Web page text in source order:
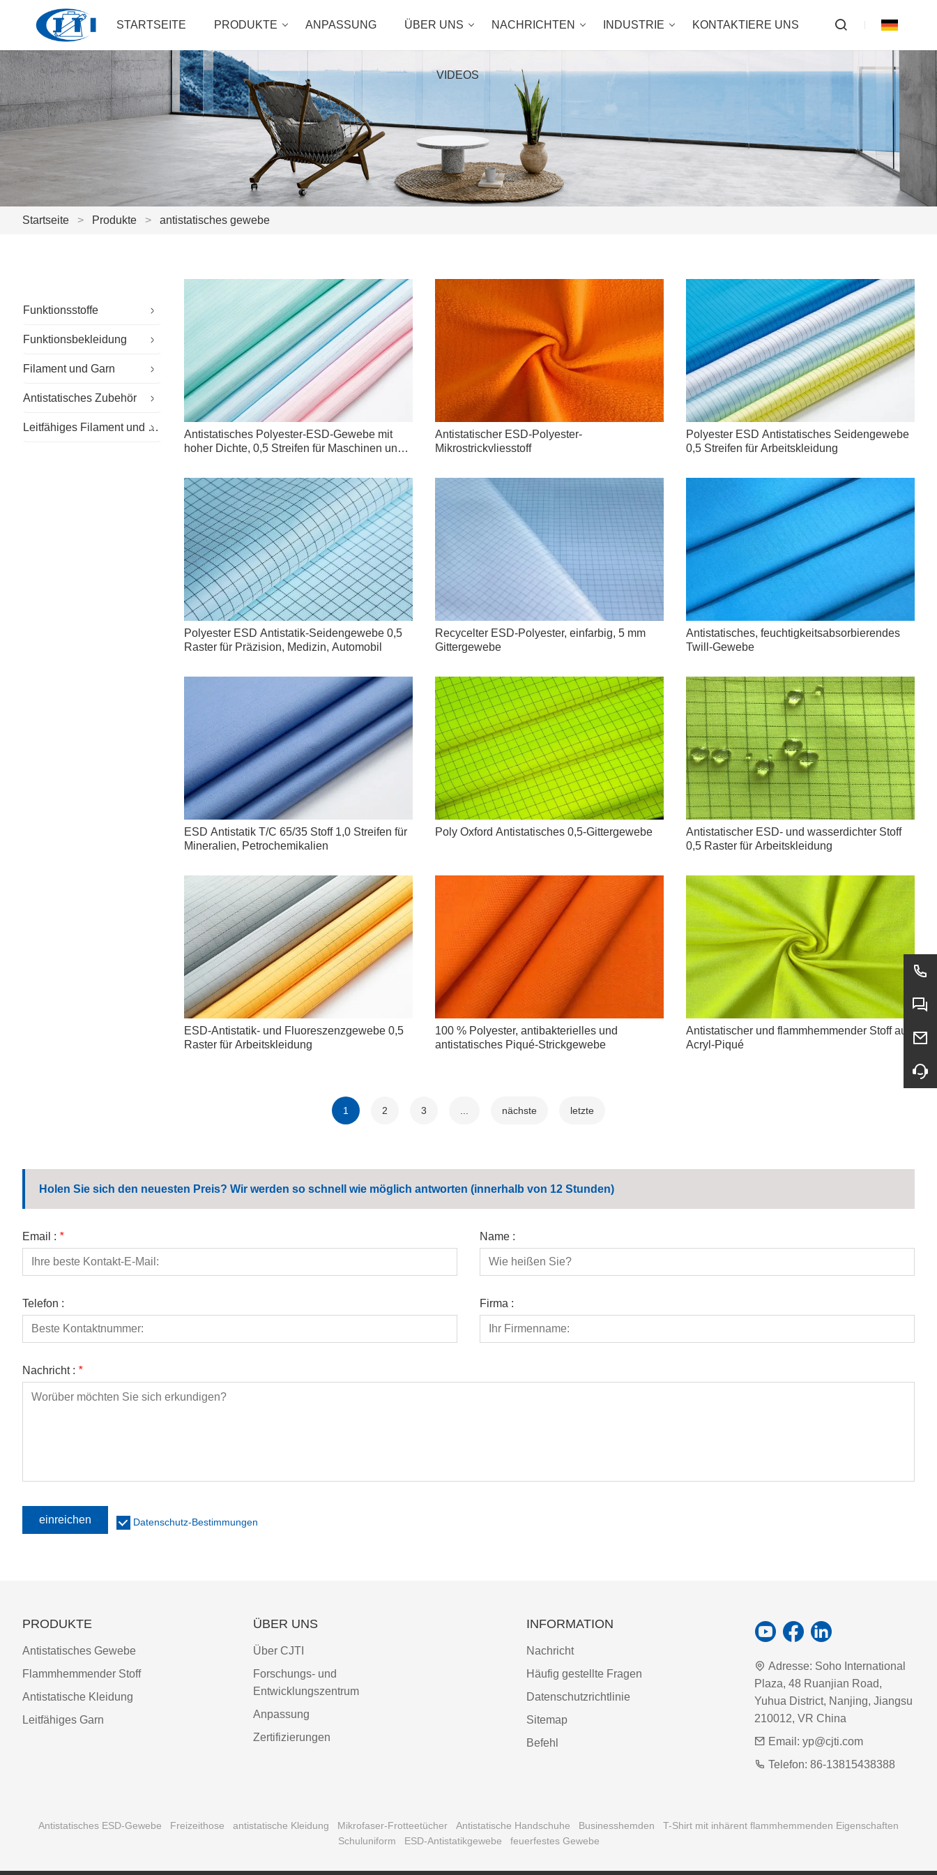
STARTSEITE PRODUKTE ANPASSUNG ÜBER UNS NACHRICHTEN INDUSTRIE KONTAKTIERE UNS
VIDEOS
Startseite > Produkte > antistatisches gewebe
Funktionsstoffe
Spezialstoffe
Nachhaltiges Gewebe
Outdoor-Gewebe
Funktionsbekleidung
Spezielle Arbeitskleidung
Reinraumkleidung
Allgemeine Arbeitskleidung
Filament und Garn
Flammhemmendes Garn
Antistatisches Zubehör
Antistatische Handschuhe
Leitfähiges Filament und Garn
Antistatisches Polyester-ESD-Gewebe mit
hoher Dichte, 0,5 Streifen für Maschinen und
Antistatischer ESD-Polyester-
Mikrostrickvliesstoff
Polyester ESD Antistatisches Seidengewebe
0,5 Streifen für Arbeitskleidung
Polyester ESD Antistatik-Seidengewebe 0,5
Raster für Präzision, Medizin, Automobil
Recycelter ESD-Polyester, einfarbig, 5 mm
Gittergewebe
Antistatisches, feuchtigkeitsabsorbierendes
Twill-Gewebe
ESD Antistatik T/C 65/35 Stoff 1,0 Streifen für
Mineralien, Petrochemikalien
Poly Oxford Antistatisches 0,5-Gittergewebe
Antistatischer ESD- und wasserdichter Stoff
0,5 Raster für Arbeitskleidung
ESD-Antistatik- und Fluoreszenzgewebe 0,5
Raster für Arbeitskleidung
100 % Polyester, antibakterielles und
antistatisches Piqué-Strickgewebe
Antistatischer und flammhemmender Stoff aus
Acryl-Piqué
1 2 3 nächste letzte
Holen Sie sich den neuesten Preis? Wir werden so schnell wie möglich antworten (innerhalb von 12 Stunden)
Email : * Name :
Telefon : Firma :
Nachricht : *
einreichen Datenschutz-Bestimmungen
PRODUKTE
Antistatisches Gewebe
Flammhemmender Stoff
Antistatische Kleidung
Leitfähiges Garn
ÜBER UNS
Über CJTI
Forschungs- und
Entwicklungszentrum
Anpassung
Zertifizierungen
INFORMATION
Nachricht
Häufig gestellte Fragen
Datenschutzrichtlinie
Sitemap
Befehl
Adresse: Soho International
Plaza, 48 Ruanjian Road,
Yuhua District, Nanjing, Jiangsu
210012, VR China
Email: yp@cjti.com
Telefon: 86-13815438388
Antistatisches ESD-Gewebe Freizeithose antistatische Kleidung Mikrofaser-Frotteetücher Antistatische Handschuhe Businesshemden
T-Shirt mit inhärent flammhemmenden Eigenschaften
Schuluniform
ESD-Antistatikgewebe feuerfestes Gewebe